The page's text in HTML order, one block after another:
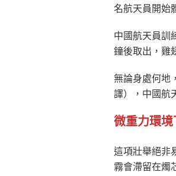
名航天員開始
中國航天員訓
鐘後取出，雞
無論身處何地
譯），中國航
微重力環
這項壯舉絕非
霧會滯留在燭